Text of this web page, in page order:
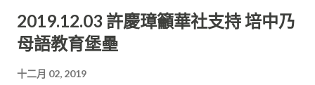
助，相信在許慶璋的幫助下， 這筆撥款會在短期內到位，不僅減
輕校董部的籌款負擔， 更展現出砂政府對華教的用心，以及許慶
表示，學校是學生學習的地方，不應捲入政治漩渦。 更不該淪為
2019.12.03 許慶璋籲華社支持 培中乃
母語教育堡壘
十二月 02, 2019